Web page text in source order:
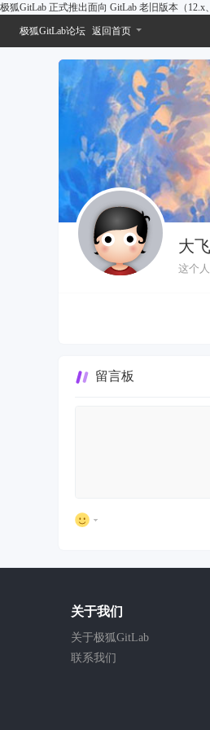
极狐GitLab 正式推出面向 GitLab 老旧版本（
极狐GitLab论坛 返回首页
大飞
这个
留言板
关于我们
关于极狐GitLab
联系我们